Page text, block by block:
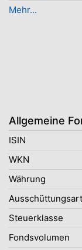
Mehr...
Allgemeine
ISIN
WKN
Währung
Ausschüttungsart
Steuerklasse
Fondsvolumen